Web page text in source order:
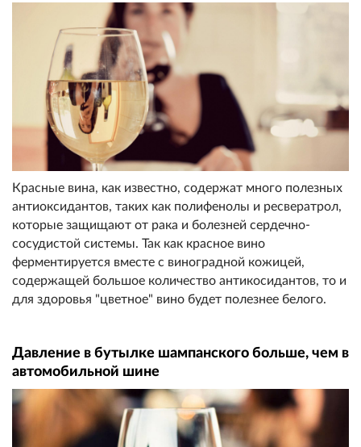
Красные вина, как известно, содержат много полезных
антиоксидантов, таких как полифенолы и ресвератрол,
которые защищают от рака и болезней сердечно-
сосудистой системы. Так как красное вино
ферментируется вместе с виноградной кожицей,
содержащей большое количество антикосидантов, то и
для здоровья "цветное" вино будет полезнее белого.
Давление в бутылке шампанского больше, чем в
автомобильной шине